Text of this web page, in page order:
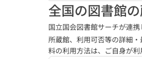
全国の図書館
国立国会図書館サーチが連
所蔵館、利用可否等の詳細
料の利用方法は、ご自身が